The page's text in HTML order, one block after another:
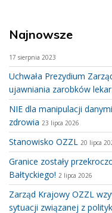
Najnowsze
17 sierpnia 2023
Uchwała Prezydium
ujawniania zarobków
NIE dla manipulacji
zdrowia 23 lipca 2026
Stanowisko OZZL 20 lipca
Granice zostały
Bałtyckiego! 2 lipca 2026
Zarząd Krajowy OZZL
sytuacji związanej z